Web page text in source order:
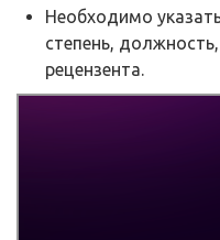
Необходимо
степень,
рецензента.